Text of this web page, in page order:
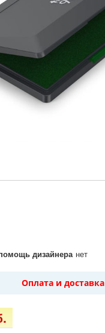
дизайнера нет
Оплата и доставка